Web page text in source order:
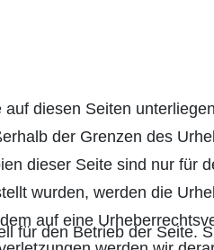
diesen Seiten
der Grenzen des
dieser Seite sind nur für
wurden, werden die
auf eine
für den Betrieb der Seite.